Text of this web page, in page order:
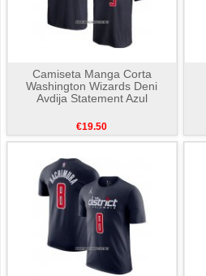
Camiseta Manga Corta
Washington Wizards Deni
Avdija Statement Azul
€19.50